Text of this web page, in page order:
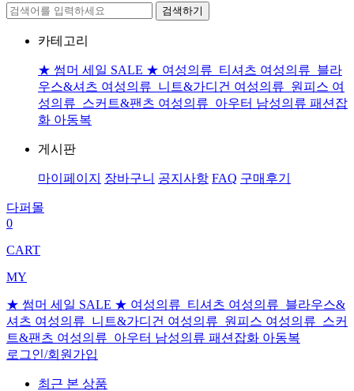
검색하기
카테고리
★ 썸머 세일 SALE ★ 여성의류_티셔츠 여성의류_블라
우스&셔츠 여성의류_니트&가디건 여성의류_원피스 여
성의류_스커트&팬츠 여성의류_아우터 남성의류 패션잡
화 아동복
게시판
마이페이지 장바구니 공지사항 FAQ 구매후기
다퍼몰
0
CART
MY
★ 썸머 세일 SALE ★ 여성의류_티셔츠 여성의류_블라우스&
셔츠 여성의류_니트&가디건 여성의류_원피스 여성의류_스커
트&팬츠 여성의류_아우터 남성의류 패션잡화 아동복
로그인/회원가입
최근 본 상품